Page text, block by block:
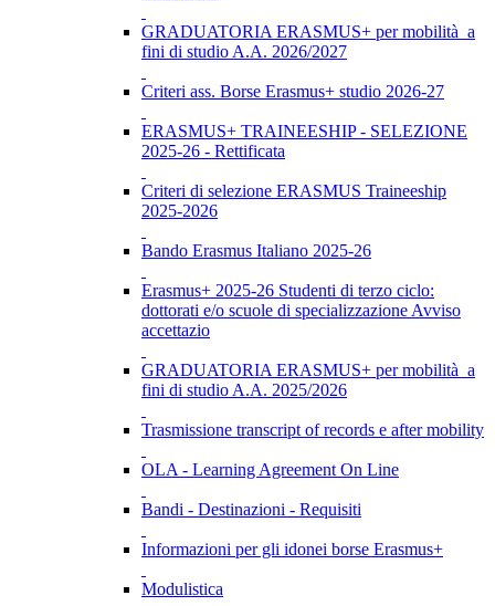
GRADUATORIA ERASMUS+ per mobilità a
fini di studio A.A. 2026/2027
Criteri ass. Borse Erasmus+ studio 2026-27
ERASMUS+ TRAINEESHIP - SELEZIONE
2025-26 - Rettificata
Criteri di selezione ERASMUS Traineeship
2025-2026
Bando Erasmus Italiano 2025-26
Erasmus+ 2025-26 Studenti di terzo ciclo:
dottorati e/o scuole di specializzazione Avviso
accettazio
GRADUATORIA ERASMUS+ per mobilità a
fini di studio A.A. 2025/2026
Trasmissione transcript of records e after mobility
OLA - Learning Agreement On Line
Bandi - Destinazioni - Requisiti
Informazioni per gli idonei borse Erasmus+
Modulistica